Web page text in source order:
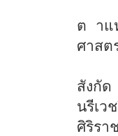
ต าแ
ศาสต
สังกั
นรีเว
ศิริรา